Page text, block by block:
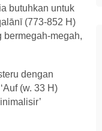
butuhkan untuk
ānī(773-852 H)
bermegah-megah,
dengan
(w. 33 H)